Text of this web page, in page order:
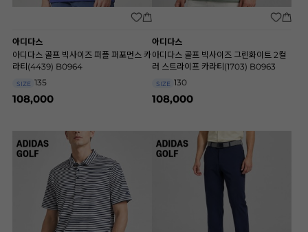
아디다스
아디다스 골프 빅사이즈 퍼플 퍼포먼스 카
라티(4439) B0964
SIZE 135
108,000
아디다스
아디다스 골프 빅사이즈 그린화이트 2컬
러 스트라이프 카라티(1703) B0963
SIZE 130
108,000